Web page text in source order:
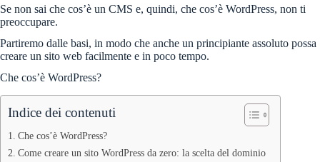
Se non sai che cos’è un CMS e, quindi, che cos’è WordPress, non ti
preoccupare.
Partiremo dalle basi, in modo che anche un principiante assoluto possa
creare un sito web facilmente e in poco tempo.
Che cos’è WordPress?
Indice dei contenuti
Che cos’è WordPress?
Come creare un sito WordPress da zero: la scelta del dominio